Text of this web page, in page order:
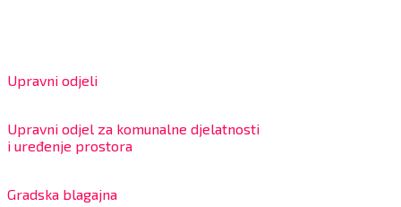
Upravni odjeli
Upravni odjel za komunalne djelatnosti
i uređenje prostora
Gradska blagajna